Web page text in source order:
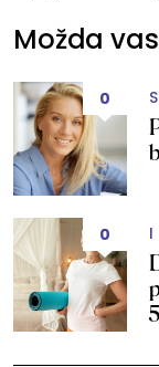
Možda
0
0 I